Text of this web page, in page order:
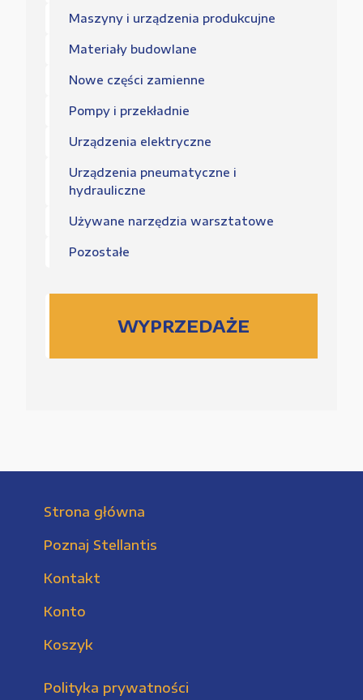
Maszyny i urządzenia produkcujne
Materiały budowlane
Nowe części zamienne
Pompy i przekładnie
Urządzenia elektryczne
Urządzenia pneumatyczne i
hydrauliczne
Używane narzędzia warsztatowe
Pozostałe
WYPRZEDAŻE
Strona główna
Poznaj Stellantis
Kontakt
Konto
Koszyk
Polityka prywatności